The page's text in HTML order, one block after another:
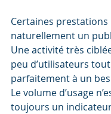
Certaines
naturellement un
Une activité très
peu d’utilisateurs
parfaitement à un
Le volume d’usage
toujours un